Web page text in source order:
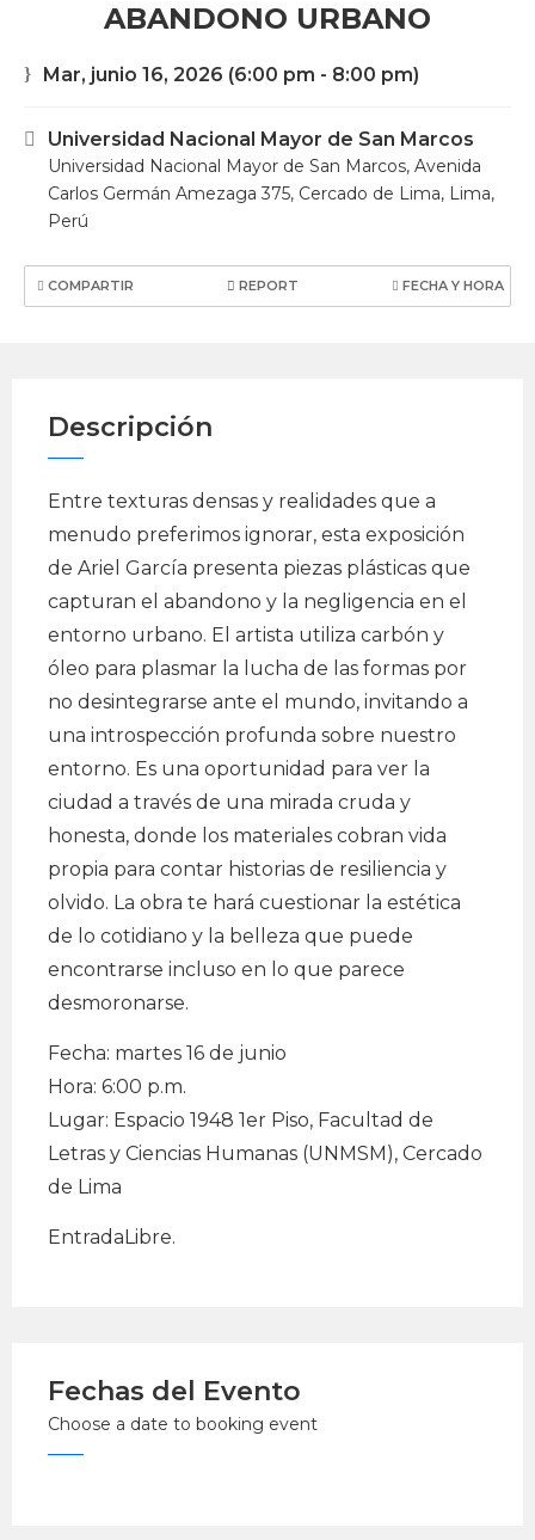
ABANDONO URBANO
Mar, junio 16, 2026 (6:00 pm - 8:00 pm)
Universidad Nacional Mayor de San Marcos
Universidad Nacional Mayor de San Marcos, Avenida
Carlos Germán Amezaga 375, Cercado de Lima, Lima,
Perú
COMPARTIR REPORT FECHA Y HORA
Descripción
Entre texturas densas y realidades que a
menudo preferimos ignorar, esta exposición
de Ariel García presenta piezas plásticas que
capturan el abandono y la negligencia en el
entorno urbano. El artista utiliza carbón y
óleo para plasmar la lucha de las formas por
no desintegrarse ante el mundo, invitando a
una introspección profunda sobre nuestro
entorno. Es una oportunidad para ver la
ciudad a través de una mirada cruda y
honesta, donde los materiales cobran vida
propia para contar historias de resiliencia y
olvido. La obra te hará cuestionar la estética
de lo cotidiano y la belleza que puede
encontrarse incluso en lo que parece
desmoronarse.
Fecha: martes 16 de junio
Hora: 6:00 p.m.
Lugar: Espacio 1948 1er Piso, Facultad de
Letras y Ciencias Humanas (UNMSM), Cercado
de Lima
EntradaLibre.
Fechas del Evento
Choose a date to booking event